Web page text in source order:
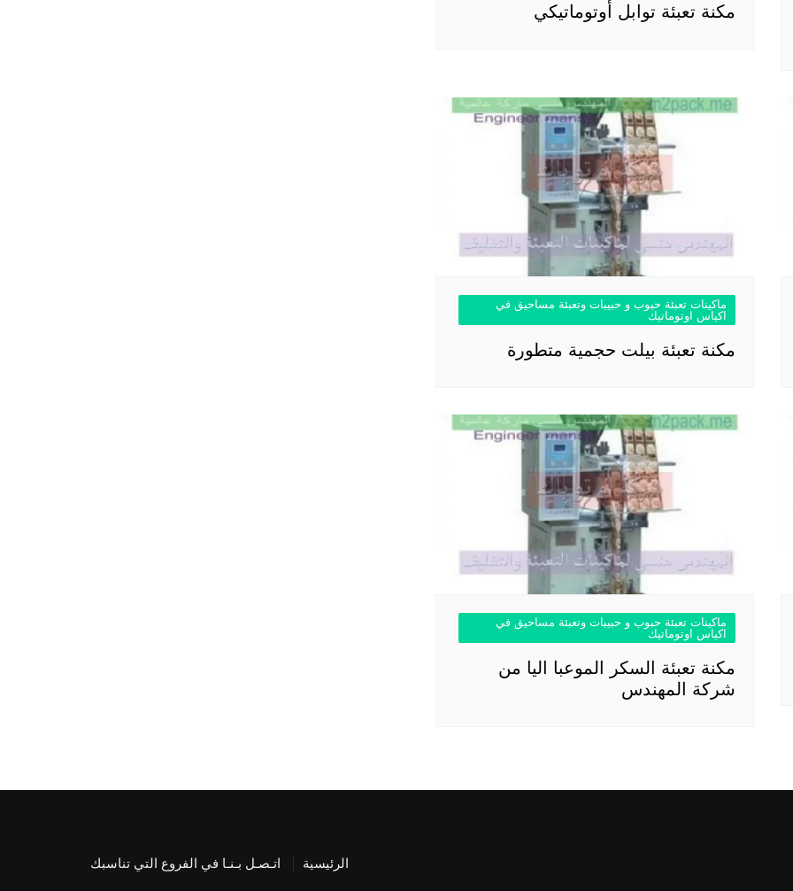
مكنة تعبئة توابل أوتوماتيكي
ماكينات تعبئة حبوب و حبيبات وتعبئة مساحيق في
اكياس اوتوماتيك
مكنة تعبئة بيلت حجمية متطورة
ماكينات تعبئة حبوب و حبيبات وتعبئة مساحيق في
اكياس اوتوماتيك
مكنة تعبئة السكر الموعبا اليا من
شركة المهندس
الرئيسية اتـصـل بـنـا في الفروع التي تناسبك